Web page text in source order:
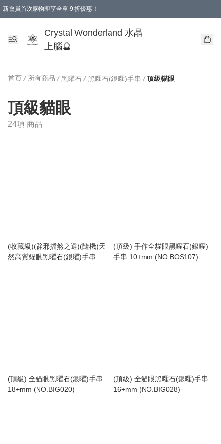
新會員首次購物即享全單 9 折優惠！
Crystal Wonderland 水晶
上腦🔮
首頁 / 所有商品 / 黑曜石 / 黑曜石(銀曜)手串 / 頂級貓眼
頂級貓眼
24項 商品
(收藏級)(辟邪擋煞之選)(隨機)天
然高質貓眼黑曜石(銀曜)手串
(頂級) 手作全貓眼黑曜石(銀曜)
手串 10+mm (NO.BOS107)
(頂級) 全貓眼黑曜石(銀曜)手串
18+mm (NO.BIG020)
(頂級) 全貓眼黑曜石(銀曜)手串
16+mm (NO.BIG028)